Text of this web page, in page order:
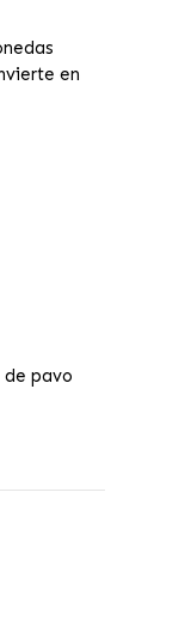
en
de pavo